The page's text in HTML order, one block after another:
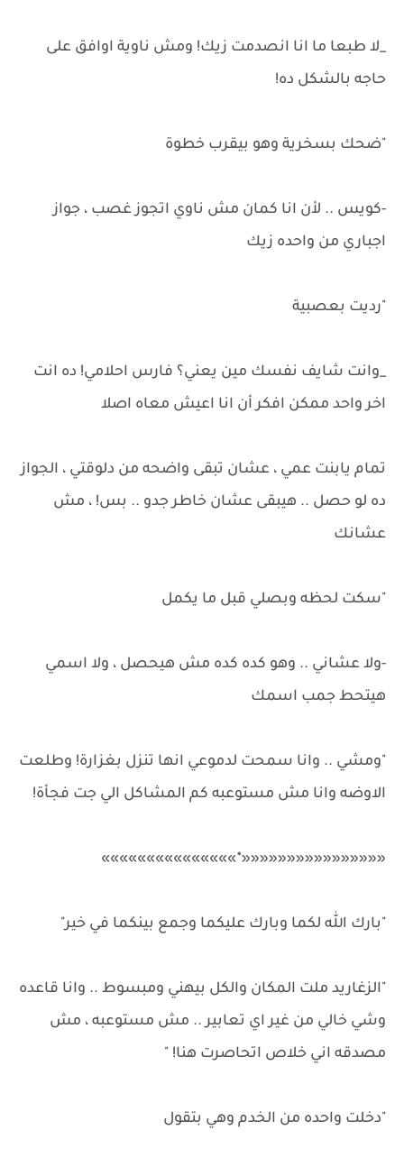
_لا طبعا ما انا انصدمت زيك! ومش ناوية اوافق على
حاجه بالشكل ده!
"ضحك بسخرية وهو بيقرب خطوة
-كويس .. لأن انا كمان مش ناوي اتجوز غصب ، جواز
اجباري من واحده زيك
"رديت بعصبية
_وانت شايف نفسك مين يعني؟ فارس احلامي! ده انت
اخر واحد ممكن افكر أن انا اعيش معاه اصلا
تمام يابنت عمي ، عشان تبقى واضحه من دلوقتي ، الجواز
ده لو حصل .. هيبقى عشان خاطر جدو .. بس! ، مش
عشانك
"سكت لحظه وبصلي قبل ما يكمل
-ولا عشاني .. وهو كده كده مش هيحصل ، ولا اسمي
هيتحط جمب اسمك
"ومشي .. وانا سمحت لدموعي انها تنزل بغزارة! وطلعت
الاوضه وانا مش مستوعبه كم المشاكل الي جت فجأة!
««««««««««««««««٭»»»»»»»»»»»»»»»
"بارك الله لكما وبارك عليكما وجمع بينكما في خير"
"الزغاريد ملت المكان والكل بيهني ومبسوط .. وانا قاعده
وشي خالي من غير اي تعابير .. مش مستوعبه ، مش
مصدقه اني خلاص اتحاصرت هنا! "
"دخلت واحده من الخدم وهي بتقول